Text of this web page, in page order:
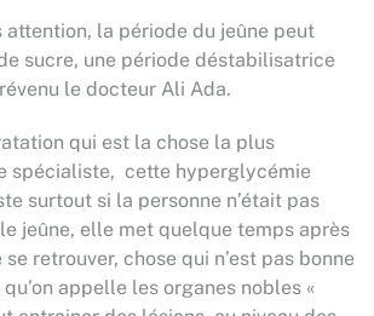
attention, la période du jeûne peut
sucre, une période déstabilisatrice
le docteur Ali Ada.
qui est la chose la plus
spécialiste, cette hyperglycémie
surtout si la personne n’était pas
jeûne, elle met quelque temps après
retrouver, chose qui n’est pas bonne
appelle les organes nobles «